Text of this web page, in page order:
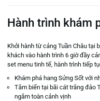
Hành trình khám
Khởi hành từ cảng Tuần Châu tại
khách vào hành trình 6 giờ đầy
set menu tinh tế, hành trình tiếp
Khám phá hang Sửng Sốt với
Tắm biển tại bãi cát trắng đảo
ngắm toàn cảnh vịnh